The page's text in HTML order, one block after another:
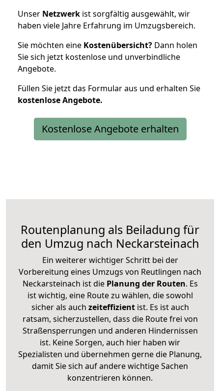
Unser Netzwerk ist sorgfältig ausgewählt, wir
haben viele Jahre Erfahrung im Umzugsbereich.
Sie möchten eine Kostenübersicht? Dann holen
Sie sich jetzt kostenlose und unverbindliche
Angebote.
Füllen Sie jetzt das Formular aus und erhalten Sie
kostenloseAngebote.
Kostenlose Angebote erhalten
Routenplanung als Beiladung für
den Umzug nach Neckarsteinach
Ein weiterer wichtiger Schritt bei der
Vorbereitung eines Umzugs von Reutlingen nach
Neckarsteinach ist diePlanung der Routen. Es
ist wichtig, eine Route zu wählen, die sowohl
sicher als auch zeiteffizientist. Es ist auch
ratsam, sicherzustellen, dass die Route frei von
Straßensperrungen und anderen Hindernissen
ist. Keine Sorgen, auch hier haben wir
Spezialisten und übernehmen gerne die Planung,
damit Sie sich auf andere wichtige Sachen
konzentrieren können.